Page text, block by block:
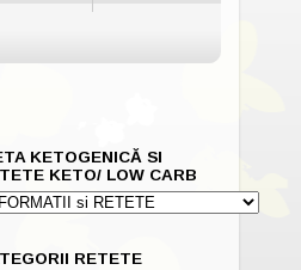
KETOGENICĂ SI
KETO/ LOW CARB
RETETE